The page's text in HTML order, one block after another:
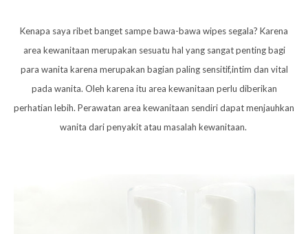
Kenapa saya ribet banget sampe bawa-bawa wipes segala? Karena
area kewanitaan merupakan sesuatu hal yang sangat penting bagi
para wanita karena merupakan bagian paling sensitif,intim dan vital
pada wanita. Oleh karena itu area kewanitaan perlu diberikan
perhatian lebih. Perawatan area kewanitaan sendiri dapat menjauhkan
wanita dari penyakit atau masalah kewanitaan.